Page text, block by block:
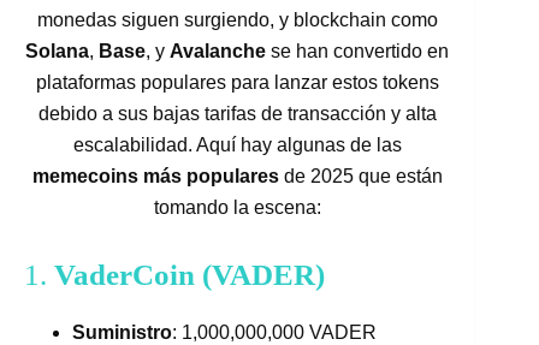
monedas siguen surgiendo, y blockchain como
Solana, Base, yAvalanche se han convertido en
plataformas populares para lanzar estos tokens
debido a sus bajas tarifas de transacción y alta
escalabilidad. Aquí hay algunas de las
memecoins más popularesde 2025 que están
tomando la escena:
1. VaderCoin (VADER)
Suministro: 1,000,000,000 VADER